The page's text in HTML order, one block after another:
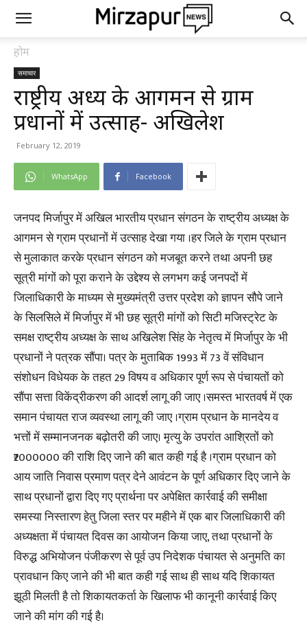
होम
समाचार
राष्ट्रीय अध्यक्ष के आगमन से ग्राम
प्रधानों में उत्साह- अखिलेश
February 12, 2019
WhatsApp Facebook
जनपद मिर्जापुर में अखिल भारतीय प्रधान संगठन के राष्ट्रीय अध्यक्ष के
आगमन से ग्राम प्रधानों में उत्साह देखा गया ।हर जिले के ग्राम प्रधान
से मुलाकात करके प्रधान संगठन को मजबूत करने तथा अपनी छह
सूत्री मांगों को पूरा कराने के उद्देश्य से लगभग कई जनपदों में
जिलाधिकारी के माध्यम से मुख्यमंत्री उत्तर प्रदेश को ज्ञापन सौपे जाने
के सिलसिले में मिर्जापुर में भी छह सूत्री मांगों को सिटी मजिस्ट्रेट के
समक्ष राष्ट्रीय अध्यक्ष के साथ अखिलेश सिंह के नेतृत्व में मिर्जापुर के भी
प्रधानों ने पत्रक सौंपा। पत्र के मुताबिक 1993 में 73 वें संविधान
संशोधन विधेयक के तहत 29 विषय व अधिकार पूर्ण रूप से पंचायतों को
सौंपा सत्ता विकेंद्रीकरण की आदर्श लागू की जाए ।समस्त भारतवर्ष में एक
समान पंचायत राज व्यवस्था लागू की जाए ।ग्राम प्रधान के मानदेय व
भत्तों में सम्मानजनक बढ़ोतरी की जाए। मृत्यु के उपरांत आश्रितों को
₹2000000 की राशि दिए जाने की बात कही गई है ।ग्राम प्रधान को
आय जाति निवास प्रमाण पत्र देने आवंटन के पूर्ण अधिकार दिए जाने के
साथ प्रधानों द्वारा दिए गए प्रार्थना पर अपेक्षित कार्रवाई की समीक्षा
समस्या निस्तारण हेतु जिला स्तर पर महीने में एक बार जिलाधिकारी की
अध्यक्षता में पंचायत दिवस का आयोजन किया जाए, तथा प्रधानों के
विरुद्ध अभियोजन पंजीकरण से पूर्व उप निदेशक पंचायत से अनुमति का
प्रावधान किए जाने की भी बात कही गई साथ ही साथ यदि शिकायत
झूठी मिलती है तो शिकायतकर्ता के खिलाफ भी कानूनी कार्रवाई किए
जाने की मांग की गई है।